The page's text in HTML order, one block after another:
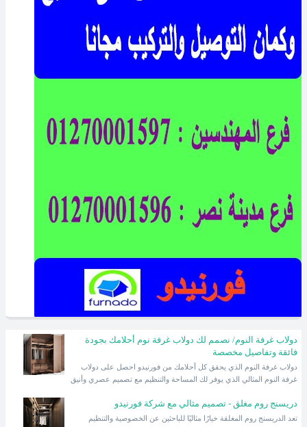
دولاب غرفة النوم/ نصمم لك دولاب غرفة نوم أحلامك بجودة
فائقة وتفاصيل مخصصة
غرفة النوم المثالي الذي يوفر لك المساحة والتنظيم مع تصميم عصري وأنيق
دريسنج روم مغلق - تصميم مثالي مع شركة فورنيدو
تعد الدريسنج روم المغلقة خيارًا مثاليًا للباحثين عن الخصوصية والتنظيم